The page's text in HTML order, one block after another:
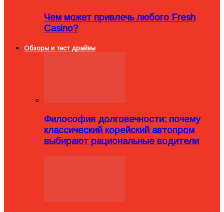
Чем может привлечь любого Fresh
Casino?
Обзоры и тест драйвы
Философия долговечности: почему
классический корейский автопром
выбирают рациональные водители